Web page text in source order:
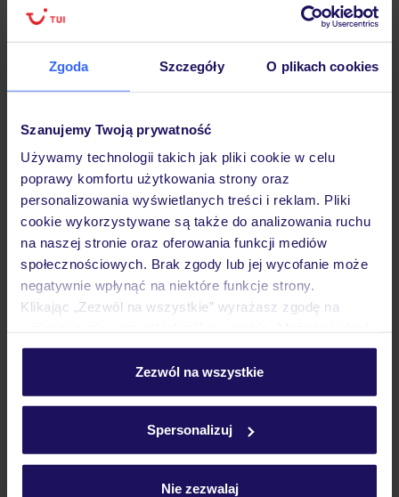
Zgoda Szczegóły O plikach cookies
Szanujemy Twoją prywatność
Używamy technologii takich jak pliki cookie w celu
poprawy komfortu użytkowania strony oraz
personalizowania wyświetlanych treści i reklam. Pliki
cookie wykorzystywane są także do analizowania ruchu
na naszej stronie oraz oferowania funkcji mediów
społecznościowych. Brak zgody lub jej wycofanie może
negatywnie wpłynąć na niektóre funkcje strony.
Klikając „Zezwól na wszystkie” wyrażasz zgodę na
personalizować swój wybór wchodząc w zakładkę
Szczegółowe informacje o plikach cookie znajdziesz
Zezwól na wszystkie
Spersonalizuj
Nie zezwalaj
Opinie
Pokoje
Wyżywienie
Ważne informacje